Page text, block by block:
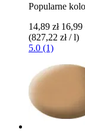
Popularne
14,89 zł 16,99
(827,22 zł / l)
5.0 (1)